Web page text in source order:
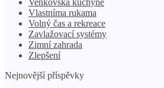
Venkovská kuchyně
Vlastníma rukama
Volný čas a rekreace
Zavlažovací systémy
Zimní zahrada
Zlepšení
Nejnovější příspěvky